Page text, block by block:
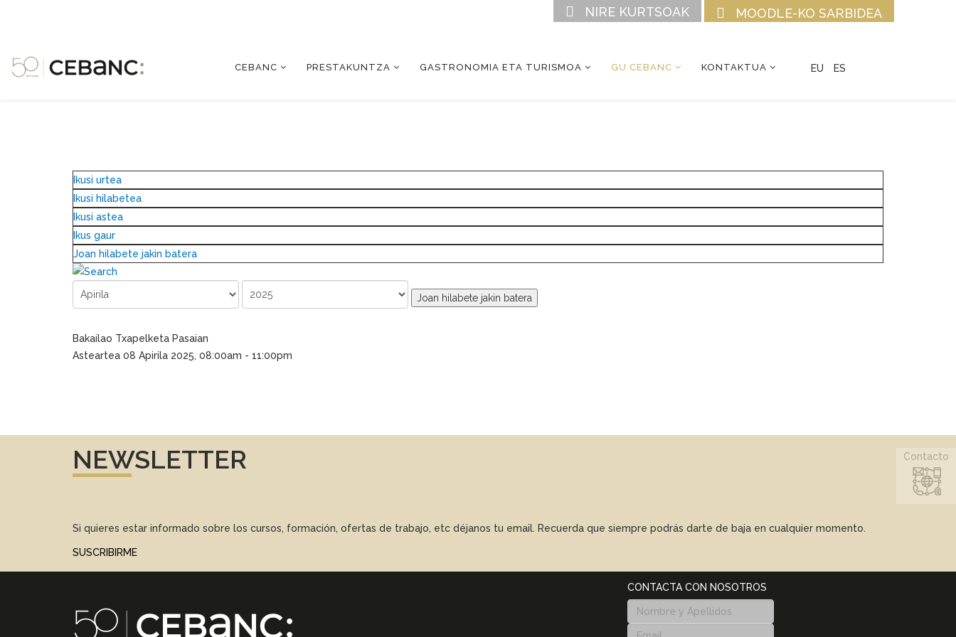
MOODLE-KO SARBIDEA
NIRE KURTSOAK
CEBANC PRESTAKUNTZA GASTRONOMIA ETA TURISMOA GU CEBANC KONTAKTUA EU ES
Ikusi urtea
Ikusi hilabetea
Ikusi astea
Ikus gaur
Joan hilabete jakin batera
Joan hilabete jakin batera
Bakailao Txapelketa Pasaian
Asteartea 08 Apirila 2025, 08:00am - 11:00pm
NEWSLETTER
Si quieres estar informado sobre los cursos, formación, ofertas de trabajo, etc déjanos tu email. Recuerda que siempre podrás darte de baja en cualquier momento.
SUSCRIBIRME
CONTACTA CON NOSOTROS
Contacto